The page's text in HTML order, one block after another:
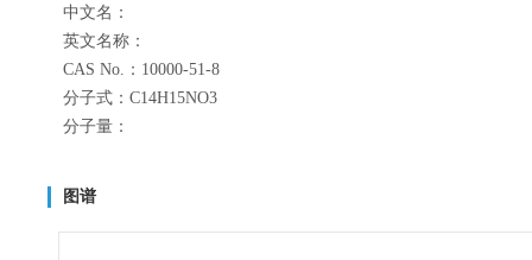
中文名：
英文名称：
CAS No.：10000-51-8
分子式：C14H15NO3
分子量：
图谱